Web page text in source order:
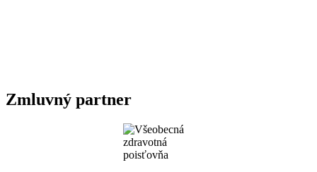
Zmluvný partner